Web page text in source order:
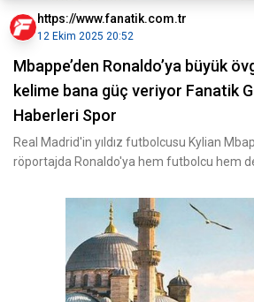
https://www.fanatik.com.tr
12 Ekim 2025 20:52
Mbappe’den Ronaldo’ya büyük
kelime bana güç veriyor Fanatik
Haberleri Spor
Real Madrid'in yıldız futbolcusu Kylian
röportajda Ronaldo'ya hem futbolcu hem